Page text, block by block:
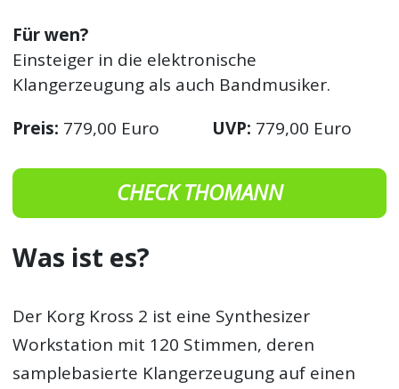
Für wen?
Einsteiger in die elektronische
Klangerzeugung als auch Bandmusiker.
Preis: 779,00 Euro UVP: 779,00 Euro
CHECK THOMANN
Was ist es?
Der Korg Kross 2 ist eine Synthesizer
Workstation mit 120 Stimmen, deren
samplebasierte Klangerzeugung auf einen